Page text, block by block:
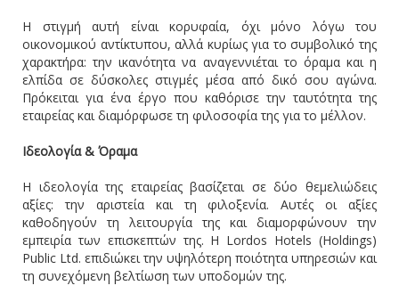
Η στιγμή αυτή είναι κορυφαία, όχι μόνο λόγω του
οικονομικού αντίκτυπου, αλλά κυρίως για το συμβολικό της
χαρακτήρα: την ικανότητα να αναγεννιέται το όραμα και η
ελπίδα σε δύσκολες στιγμές μέσα από δικό σου αγώνα.
Πρόκειται για ένα έργο που καθόρισε την ταυτότητα της
εταιρείας και διαμόρφωσε τη φιλοσοφία της για το μέλλον.
Ιδεολογία & Όραμα
Η ιδεολογία της εταιρείας βασίζεται σε δύο θεμελιώδεις
αξίες: την αριστεία και τη φιλοξενία. Αυτές οι αξίες
καθοδηγούν τη λειτουργία της και διαμορφώνουν την
εμπειρία των επισκεπτών της. Η Lordos Hotels (Holdings)
Public Ltd. επιδιώκει την υψηλότερη ποιότητα υπηρεσιών και
τη συνεχόμενη βελτίωση των υποδομών της.